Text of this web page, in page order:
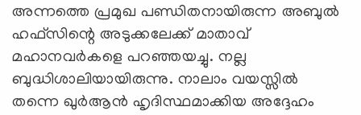
അന്നത്തെ പ്രമുഖ പണ്ഡിതനായിരുന്ന അബുല്‍
ഹഫ്‌സിന്റെ അടുക്കലേക്ക് മാതാവ്
മഹാനവര്‍കളെ പറഞ്ഞയച്ചു. നല്ല
ബുദ്ധിശാലിയായിരുന്നു. നാലാം വയസ്സില്‍
തന്നെ ഖുര്‍ആന്‍ ഹൃദിസ്ഥമാക്കിയ അദ്ദേഹം